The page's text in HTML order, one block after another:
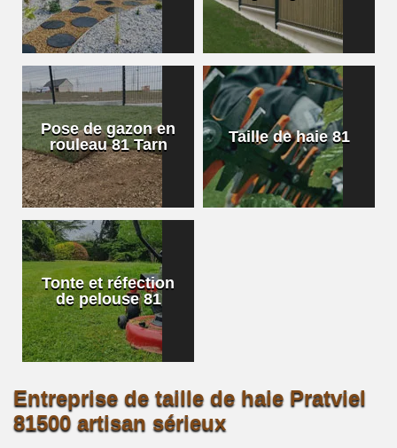
Pose de gazon en
rouleau 81 Tarn
Taille de haie 81
Tonte et réfection
de pelouse 81
Entreprise de taille de haie Pratviel
81500 artisan sérieux